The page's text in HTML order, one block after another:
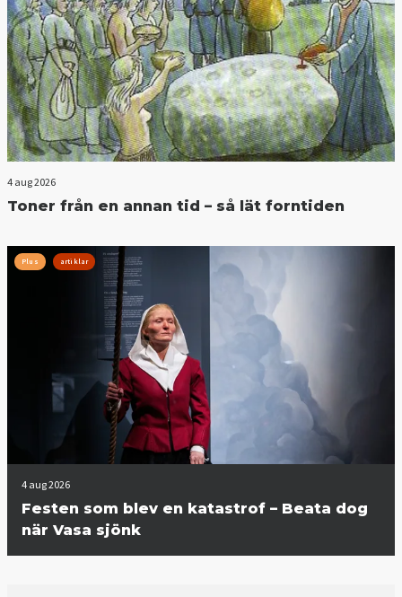
4 aug 2026
Toner från en annan tid – så lät forntiden
Plus artiklar
4 aug 2026
Festen som blev en katastrof – Beata dog
när Vasa sjönk